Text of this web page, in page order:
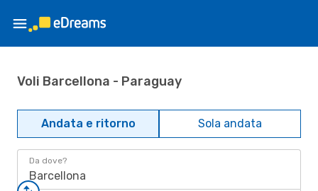
Voli Barcellona - Paraguay
Andata e ritorno Sola andata
Da dove?
Barcellona